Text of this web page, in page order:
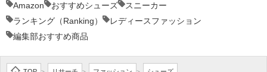
Amazon おすすめシューズ
スニーカー
ランキング（Ranking）
レディースファッション
編集部おすすめ商品